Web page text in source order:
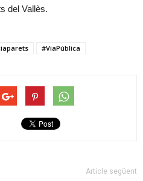
del Vallès.
#ViaPública
Article següent